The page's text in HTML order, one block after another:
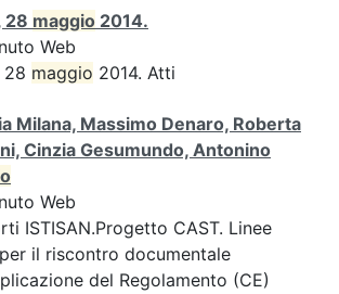
28 maggio 2014.
Web
28 maggio 2014. Atti
Milana, Massimo Denaro, Roberta
Cinzia Gesumundo, Antonino
Web
ISTISAN.Progetto CAST. Linee
il riscontro documentale
del Regolamento (CE)